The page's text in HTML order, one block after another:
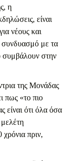
η
είναι
νέους και
συνδυασμό με τα
συμβάλουν στην
της Μονάδας
πως «το πιο
είναι ότι όλα όσα
πριν,